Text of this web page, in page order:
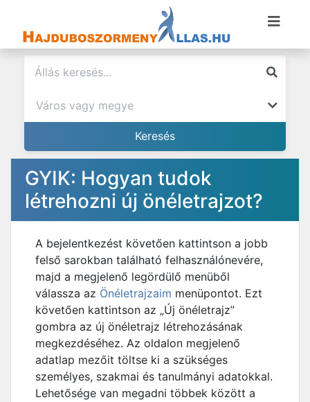
GYIK: Hogyan tudok
létrehozni új önéletrajzot?
A bejelentkezést követően kattintson a jobb
felső sarokban található felhasználónevére,
majd a megjelenő legördülő menüből
válassza az Önéletrajzaim menüpontot. Ezt
követően kattintson az „Új önéletrajz”
gombra az új önéletrajz létrehozásának
megkezdéséhez. Az oldalon megjelenő
adatlap mezőit töltse ki a szükséges
személyes, szakmai és tanulmányi adatokkal.
Lehetősége van megadni többek között a